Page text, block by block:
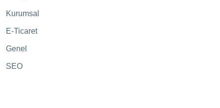
Kurumsal
E-Ticaret
Genel
SEO